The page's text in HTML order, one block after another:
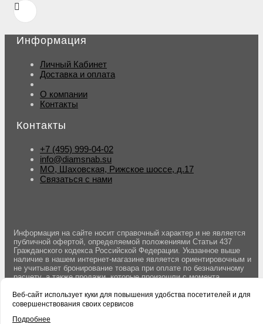
Информация
Личный Кабинет
Доставка и оплата
О компании
Контакты
Контакты
+7 (495) 999-04-02
info@diamsnab.su
МО, Шаховская, Рижское шоссе, д.17
Связаться с нами
Информация на сайте носит справочный характер и не является
публичной офертой, определяемой положениями Статьи 437
Гражданского кодекса Российской Федерации. Указанное выше
наличие в нашем интернет-магазине является ориентировочным и
не учитывает бронирование товара при оплате по безналичному
расчету, а также продажи, которые произошли с момента
резерв товара оформив заказ на сайте. Бронирование товара
осуществляется после подтверждения заказа менеджером.
© 2004-2026 DS Ручной инструмент.
Веб-сайт использует куки для повышения удобства посетителей и для
совершенствования своих сервисов
Подробнее